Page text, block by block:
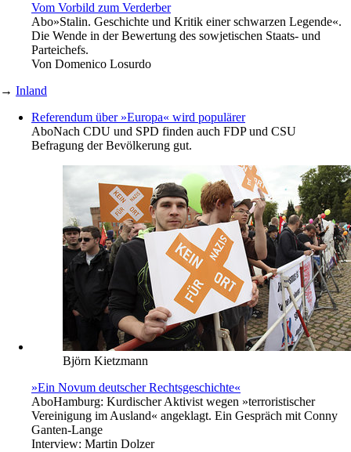
Vom Vorbild zum Verderber
Abo»Stalin. Geschichte und Kritik einer schwarzen Legende«.
Die Wende in der Bewertung des sowjetischen Staats- und
Parteichefs.
Von Domenico Losurdo
→ Inland
Referendum über »Europa« wird populärer
AboNach CDU und SPD finden auch FDP und CSU
Befragung der Bevölkerung gut.
Björn Kietzmann
»Ein Novum deutscher Rechtsgeschichte«
AboHamburg: Kurdischer Aktivist wegen »terroristischer
Vereinigung im Ausland« angeklagt. Ein Gespräch mit Conny
Ganten-Lange
Interview: Martin Dolzer